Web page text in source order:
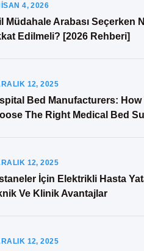
4, 2026
Müdahale Arabası Seçerken
Edilmeli? [2026 Rehberi]
12, 2025
Bed Manufacturers: How
The Right Medical Bed
12, 2025
İçin Elektrikli Hasta
Ve Klinik Avantajlar
12, 2025